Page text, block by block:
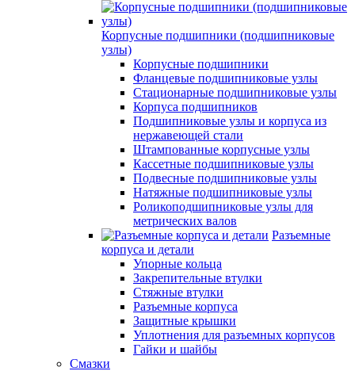
Корпусные подшипники (подшипниковые
узлы)
Корпусные подшипники
Фланцевые подшипниковые узлы
Стационарные подшипниковые узлы
Корпуса подшипников
Подшипниковые узлы и корпуса из
нержавеющей стали
Штампованные корпусные узлы
Кассетные подшипниковые узлы
Подвесные подшипниковые узлы
Натяжные подшипниковые узлы
Роликоподшипниковые узлы для
метрических валов
Разъемные
корпуса и детали
Упорные кольца
Закрепительные втулки
Стяжные втулки
Разъемные корпуса
Защитные крышки
Уплотнения для разъемных корпусов
Гайки и шайбы
Смазки